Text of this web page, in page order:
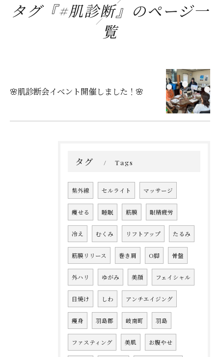
タグ『#肌診断』のページ一
覧
🌸肌診断会イベント開催しました！🌸
タグ Tags
紫外線 セルライト マッサージ
痩せる 睡眠 筋膜 眼精疲労
冷え むくみ リフトアップ たるみ
筋膜リリース 巻き肩 O脚 骨盤
外ハリ ゆがみ 美顔 フェイシャル
日焼け しわ アンチエイジング
痩身 羽島郡 岐南町 羽島
ファスティング 美肌 お腹やせ